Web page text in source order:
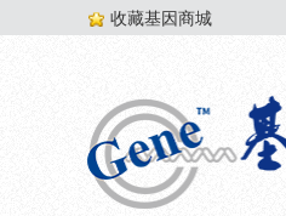
收藏基因商城